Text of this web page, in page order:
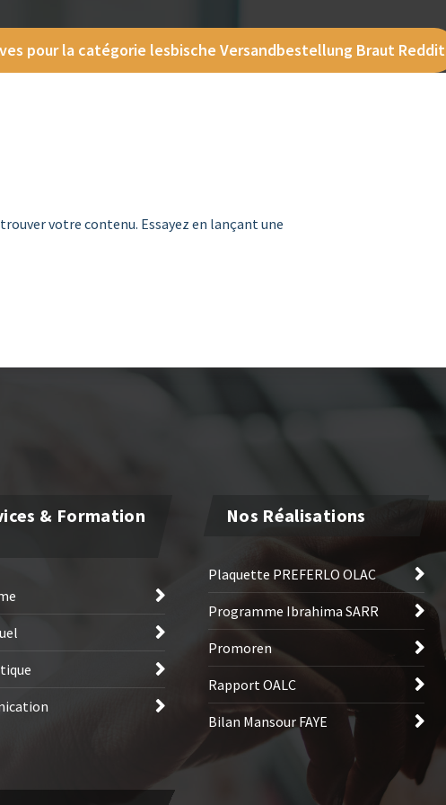
pour la catégorie lesbische Versandbestellung Braut Reddit
votre contenu. Essayez en lançant une
& Formation
Nos Réalisations
Plaquette PREFERLO OLAC
Programme Ibrahima SARR
Promoren
Rapport OALC
Bilan Mansour FAYE